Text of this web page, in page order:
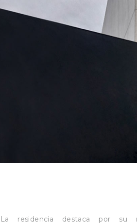
La residencia destaca por su